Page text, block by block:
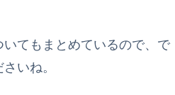
てもまとめているので、で
いね。